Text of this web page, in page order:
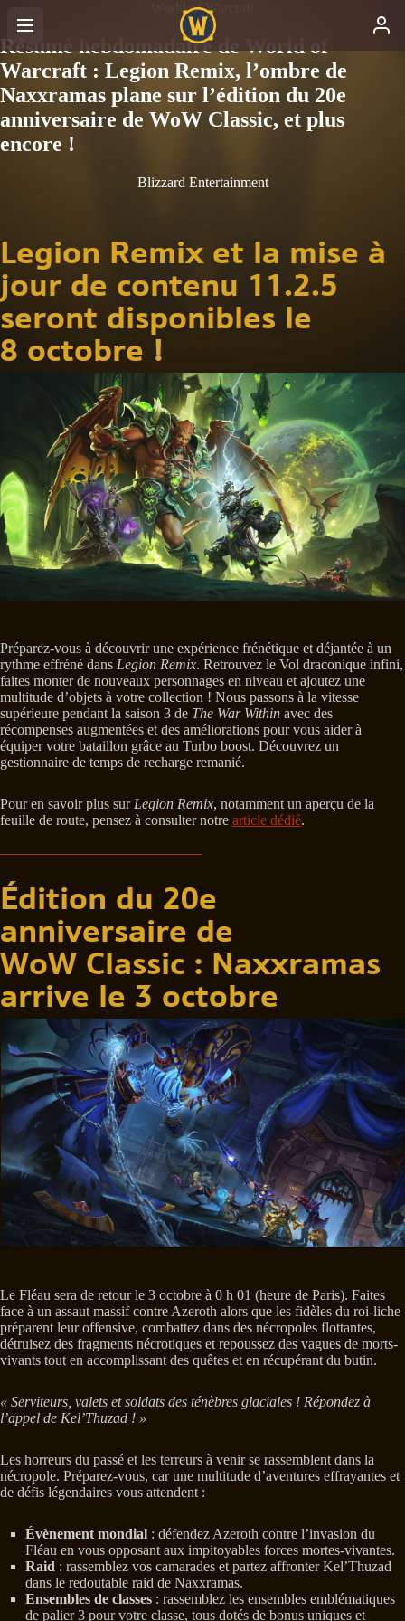
World of Warcraft
Résumé hebdomadaire de World of
Warcraft : Legion Remix, l’ombre de
Naxxramas plane sur l’édition du 20e
anniversaire de WoW Classic, et plus
encore !
Blizzard Entertainment
Legion Remix et la mise à
jour de contenu 11.2.5
seront disponibles le
8 octobre !
Préparez-vous à découvrir une expérience frénétique et déjantée à un
rythme effréné dans Legion Remix. Retrouvez le Vol draconique infini,
faites monter de nouveaux personnages en niveau et ajoutez une
multitude d’objets à votre collection ! Nous passons à la vitesse
supérieure pendant la saison 3 de The War Within avec des
récompenses augmentées et des améliorations pour vous aider à
équiper votre bataillon grâce au Turbo boost. Découvrez un
gestionnaire de temps de recharge remanié.
Pour en savoir plus sur Legion Remix, notamment un aperçu de la
feuille de route, pensez à consulter notre article dédié.
Édition du 20e
anniversaire de
WoW Classic : Naxxramas
arrive le 3 octobre
Le Fléau sera de retour le 3 octobre à 0 h 01 (heure de Paris). Faites
face à un assaut massif contre Azeroth alors que les fidèles du roi-liche
préparent leur offensive, combattez dans des nécropoles flottantes,
détruisez des fragments nécrotiques et repoussez des vagues de morts-
vivants tout en accomplissant des quêtes et en récupérant du butin.
« Serviteurs, valets et soldats des ténèbres glaciales ! Répondez à
l’appel de Kel’Thuzad ! »
Les horreurs du passé et les terreurs à venir se rassemblent dans la
nécropole. Préparez-vous, car une multitude d’aventures effrayantes et
de défis légendaires vous attendent :
Évènement mondial : défendez Azeroth contre l’invasion du
Fléau en vous opposant aux impitoyables forces mortes-vivantes.
Raid : rassemblez vos camarades et partez affronter Kel’Thuzad
dans le redoutable raid de Naxxramas.
Ensembles de classes : rassemblez les ensembles emblématiques
de palier 3 pour votre classe, tous dotés de bonus uniques et